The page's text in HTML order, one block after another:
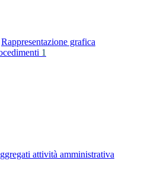
Rappresentazione grafica
1
attività amministrativa